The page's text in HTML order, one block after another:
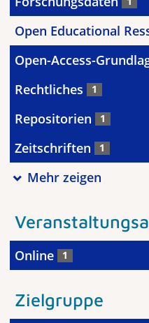
Open Educational
Open-Access-
Rechtliches 1
Repositorien 1
Zeitschriften 1
Mehr zeigen
Online 1
Zielgruppe